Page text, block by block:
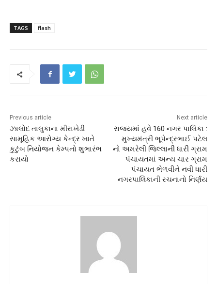
TAGS flash
Previous article
ઝાલોદ તાલુકાના મીરાખેડી
સામૂહિક આરોગ્ય કેન્દ્ર ખાતે
કુટુંબ નિયોજન કેમ્પનો શુભારંભ
કરાયો
Next article
રાજ્યમાં હવે 160 નગર પાલિકા :
મુખ્યમંત્રી ભૂપેન્દ્રભાઈ પટેલ
નો અમરેલી જિલ્લાની ધારી ગ્રામ
પંચાયતમાં અન્ય ચાર ગ્રામ
પંચાયત ભેળવીને નવી ધારી
નગરપાલિકાની રચનાનો નિર્ણય